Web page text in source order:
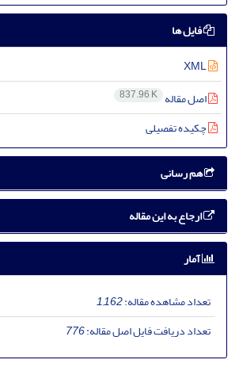
فایل ها
اصل مقاله 837.96 K
چکیده تفصیلی
هم رسانی
ارجاع به این مقاله
آمار
تعداد مشاهده مقاله:1,162
تعداد دریافت فایل اصل مقاله:776